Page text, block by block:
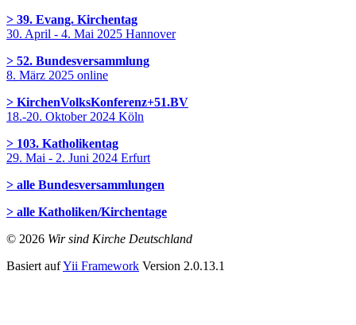
> 39. Evang. Kirchentag
30. April - 4. Mai 2025 Hannover
> 52. Bundesversammlung
8. März 2025 online
> KirchenVolksKonferenz+51.BV
18.-20. Oktober 2024 Köln
> 103. Katholikentag
29. Mai - 2. Juni 2024 Erfurt
> alle Bundesversammlungen
> alle Katholiken/Kirchentage
© 2026 Wir sind Kirche Deutschland
Basiert aufYii Framework Version 2.0.13.1